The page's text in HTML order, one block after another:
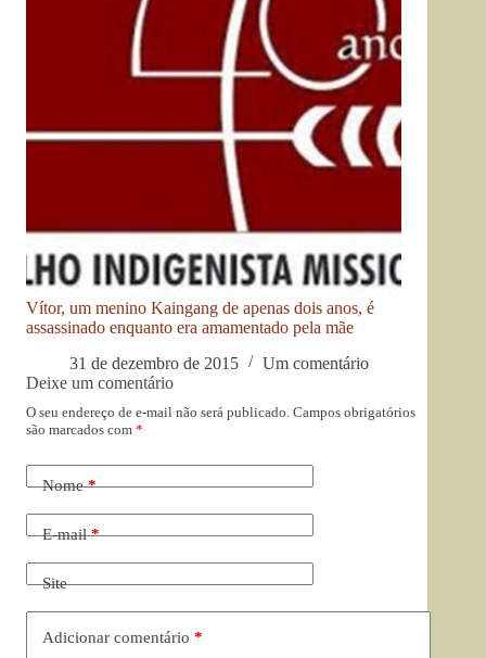
Vítor, um menino Kaingang de apenas dois anos, é
assassinado enquanto era amamentado pela mãe
31 de dezembro de 2015
Um comentário
Deixe um comentário
O seu endereço de e-mail não será publicado. Campos obrigatórios
são marcados com *
Nome*
E-mail*
Site
Adicionar comentário *